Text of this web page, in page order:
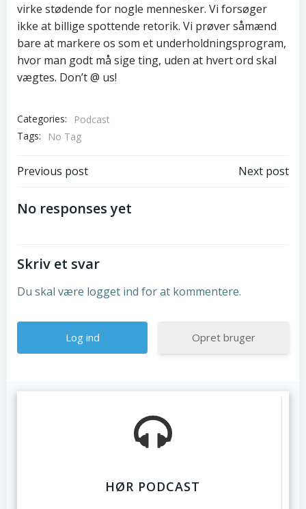
virke stødende for nogle mennesker. Vi forsøger
ikke at billige spottende retorik. Vi prøver såmænd
bare at markere os som et underholdningsprogram,
hvor man godt må sige ting, uden at hvert ord skal
vægtes. Don’t @ us!
Categories:
Podcast
Tags:
No Tag
Post
navigation
Previous post Next post
No responses yet
Skriv et svar
Du skal være logget ind for at kommentere.
Opret bruger
HØR PODCAST